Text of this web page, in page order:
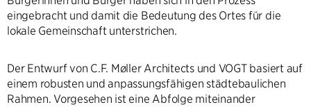
eingebracht und damit die Bedeutung des Ortes für die
lokale Gemeinschaft unterstrichen.
Der Entwurf von C.F. Møller Architects und VOGT basiert auf
einem robusten und anpassungsfähigen städtebaulichen
Rahmen. Vorgesehen ist eine Abfolge miteinander